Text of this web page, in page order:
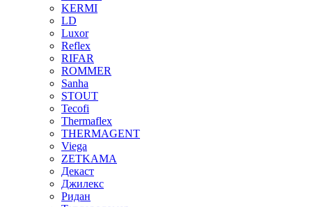
KERMI
LD
Luxor
Reflex
RIFAR
ROMMER
Sanha
STOUT
Tecofi
Thermaflex
THERMAGENT
Viega
ZETKAMA
Декаст
Джилекс
Ридан